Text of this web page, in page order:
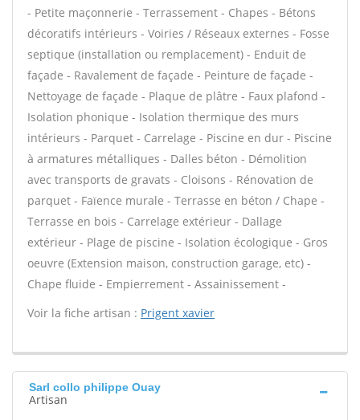
- Petite maçonnerie - Terrassement - Chapes - Bétons
décoratifs intérieurs - Voiries / Réseaux externes - Fosse
septique (installation ou remplacement) - Enduit de
façade - Ravalement de façade - Peinture de façade -
Nettoyage de façade - Plaque de plâtre - Faux plafond -
Isolation phonique - Isolation thermique des murs
intérieurs - Parquet - Carrelage - Piscine en dur - Piscine
à armatures métalliques - Dalles béton - Démolition
avec transports de gravats - Cloisons - Rénovation de
parquet - Faïence murale - Terrasse en béton / Chape -
Terrasse en bois - Carrelage extérieur - Dallage
extérieur - Plage de piscine - Isolation écologique - Gros
oeuvre (Extension maison, construction garage, etc) -
Chape fluide - Empierrement - Assainissement -
Voir la fiche artisan : Prigent xavier
Sarl collo philippe Ouay
Artisan